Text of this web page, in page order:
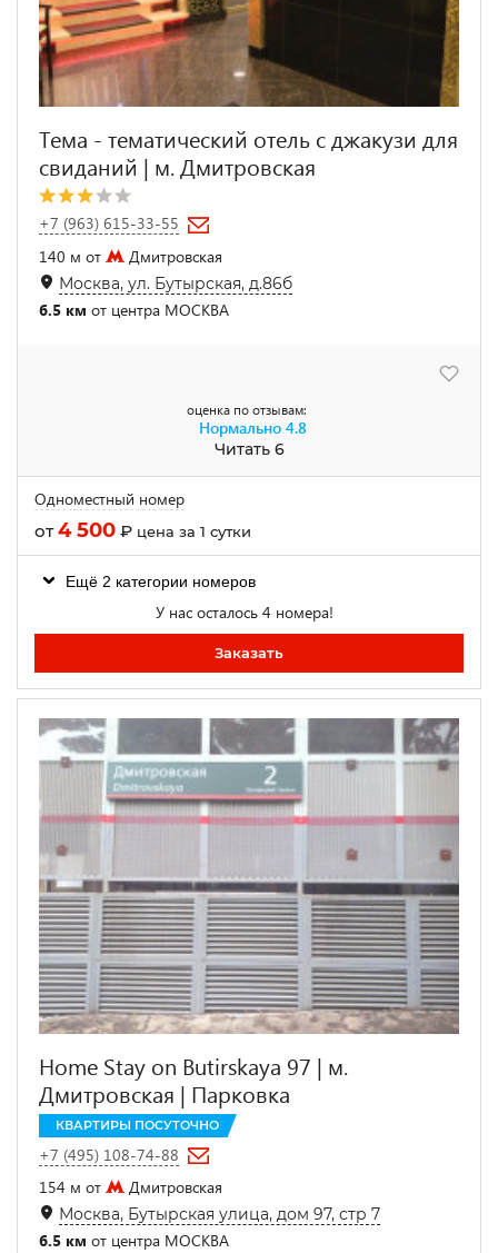
Тема - тематический отель с джакузи для
свиданий | м. Дмитровская
+7 (963) 615-33-55
140 м от
Дмитровская
Москва, ул. Бутырская, д.86б
6.5 км от центра МОСКВА
оценка по отзывам:
Нормально 4.8
Читать 6
Одноместный номер
от4 500 ₽ цена за 1 сутки
Ещё 2 категории номеров
У нас осталось 4 номера!
Заказать
Home Stay on Butirskaya 97 | м.
Дмитровская | Парковка
КВАРТИРЫ ПОСУТОЧНО
+7 (495) 108-74-88
154 м от
Дмитровская
Москва, Бутырская улица, дом 97, стр 7
6.5 км от центра МОСКВА